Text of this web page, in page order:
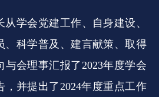
学会党建工作、自身建设、
、科学普及、建言献策、取得
与会理事汇报了2023年度学会
，并提出了2024年度重点工作